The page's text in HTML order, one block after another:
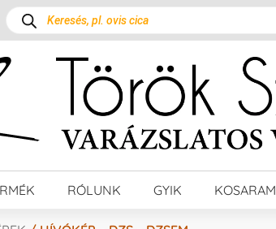
RÓLUNK GYIK KOSARAM